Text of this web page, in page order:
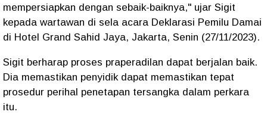
mempersiapkan dengan sebaik-baiknya," ujar Sigit
kepada wartawan di sela acara Deklarasi Pemilu Damai
di Hotel Grand Sahid Jaya, Jakarta, Senin (27/11/2023).
Sigit berharap proses praperadilan dapat berjalan baik.
Dia memastikan penyidik dapat memastikan tepat
prosedur perihal penetapan tersangka dalam perkara
itu.